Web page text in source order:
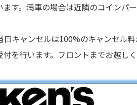
す。満車の場合は近隣のコインパ
キャンセルは100%のキャンセル料
を行います。フロントまでお越しく